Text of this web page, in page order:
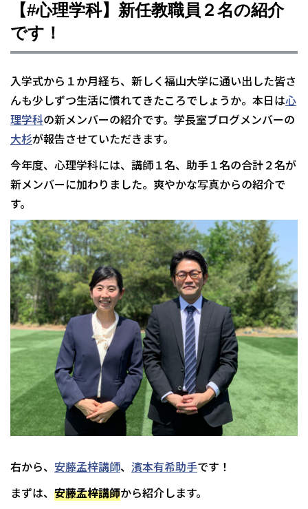
【#心理学科】新任教職員２名の紹介
です！
入学式から１か月経ち、新しく福山大学に通い出した皆さ
んも少しずつ生活に慣れてきたころでしょうか。本日は心
理学科の新メンバーの紹介です。学長室ブログメンバーの
大杉が報告させていただきます。
今年度、心理学科には、講師１名、助手１名の合計２名が
新メンバーに加わりました。爽やかな写真からの紹介で
す。
右から、 安藤孟梓講師、 濱本有希助手です！
まずは、 安藤孟梓講師から紹介します。